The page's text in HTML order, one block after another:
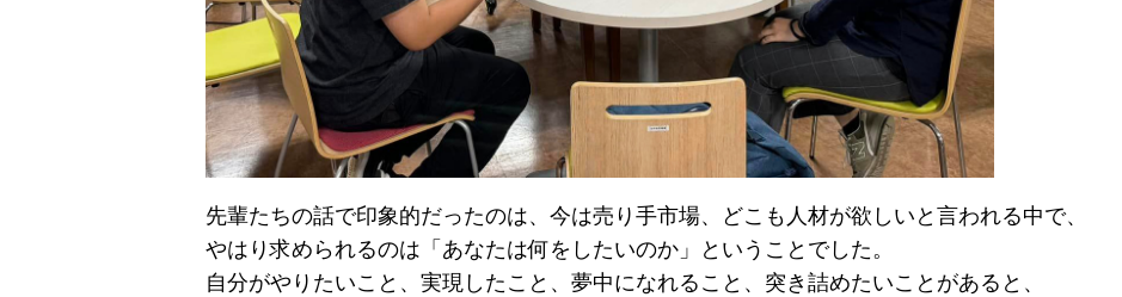
先輩たちの話で印象的だったのは、今は売り手市場、どこも人材が欲しいと言われる中で、
やはり求められるのは「あなたは何をしたいのか」ということでした。
自分がやりたいこと、実現したこと、夢中になれること、突き詰めたいことがあると、